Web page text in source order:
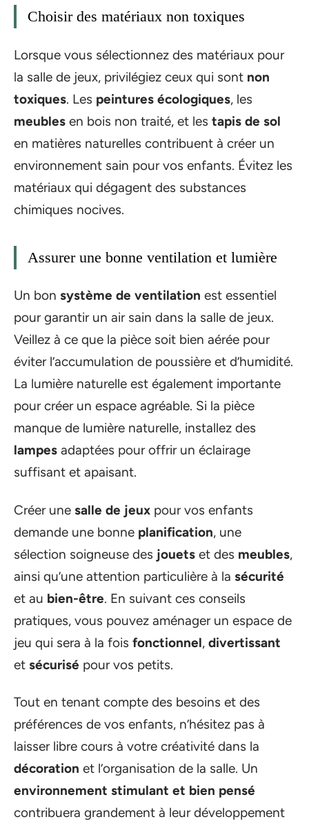
Choisir des matériaux non toxiques
Lorsque vous sélectionnez des matériaux pour
la salle de jeux, privilégiez ceux qui sont non
toxiques. Les peintures écologiques, les
meubles en bois non traité, et les tapis de sol
en matières naturelles contribuent à créer un
environnement sain pour vos enfants. Évitez les
matériaux qui dégagent des substances
chimiques nocives.
Assurer une bonne ventilation et lumière
Un bon système de ventilation est essentiel
pour garantir un air sain dans la salle de jeux.
Veillez à ce que la pièce soit bien aérée pour
éviter l’accumulation de poussière et d’humidité.
La lumière naturelle est également importante
pour créer un espace agréable. Si la pièce
manque de lumière naturelle, installez des
lampes adaptées pour offrir un éclairage
suffisant et apaisant.
Créer une salle de jeux pour vos enfants
demande une bonne planification, une
sélection soigneuse des jouets et des meubles,
ainsi qu’une attention particulière à la sécurité
et au bien-être. En suivant ces conseils
pratiques, vous pouvez aménager un espace de
jeu qui sera à la fois fonctionnel, divertissant
et sécurisé pour vos petits.
Tout en tenant compte des besoins et des
préférences de vos enfants, n’hésitez pas à
laisser libre cours à votre créativité dans la
décoration et l’organisation de la salle. Un
environnement stimulant et bien pensé
contribuera grandement à leur développement